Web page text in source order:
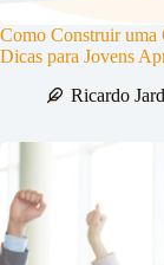
Como Construir uma
Dicas para Jovens
Ricardo